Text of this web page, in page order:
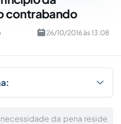
contrabando
26/10/2016 às 13:08
da pena reside